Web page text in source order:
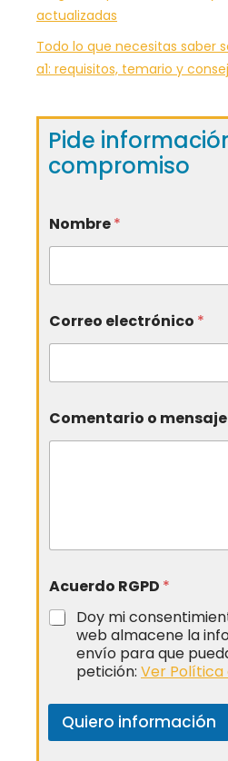
actualizadas
Todo lo que necesitas saber
a1: requisitos, temario y
Pide
compromiso
Nombre*
Correo electrónico *
Comentario o mensaje
Acuerdo RGPD *
Doy mi
web almacene la
envío para que
petición: Ver
Quiero información